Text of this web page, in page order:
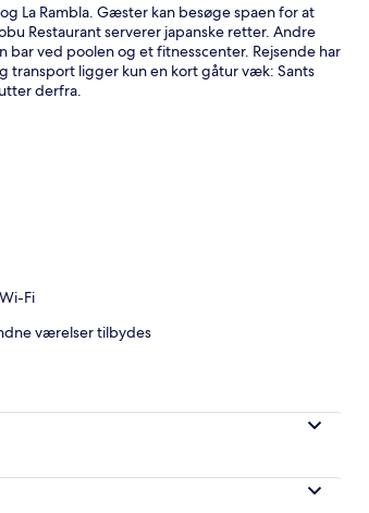
Restaurant
La Rambla. Gæster kan besøge spaen for at
Restaurant serverer japanske retter. Andre
ved poolen og et fitnesscenter. Rejsende har
transport ligger kun en kort gåtur væk: Sants
derfra.
Fi
værelser tilbydes